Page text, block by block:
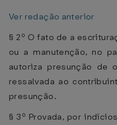
Ver redação anterior
§ 2º O fato de a
ou a manutenção, no
autoriza presunção de
ressalvada ao
presunção.
§ 3º Provada, por